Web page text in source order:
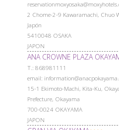
2 Chome-2-9 Kawaramachi, Chuo
Japón
5410048 OSAKA
JAPON
ANA CROWNE PLAZA
Т.: 868981111
email:
15-1 Ekimoto-Machi, Kita-Ku,
Prefecture, Okayama
700-0024 OKAYAMA
JAPON